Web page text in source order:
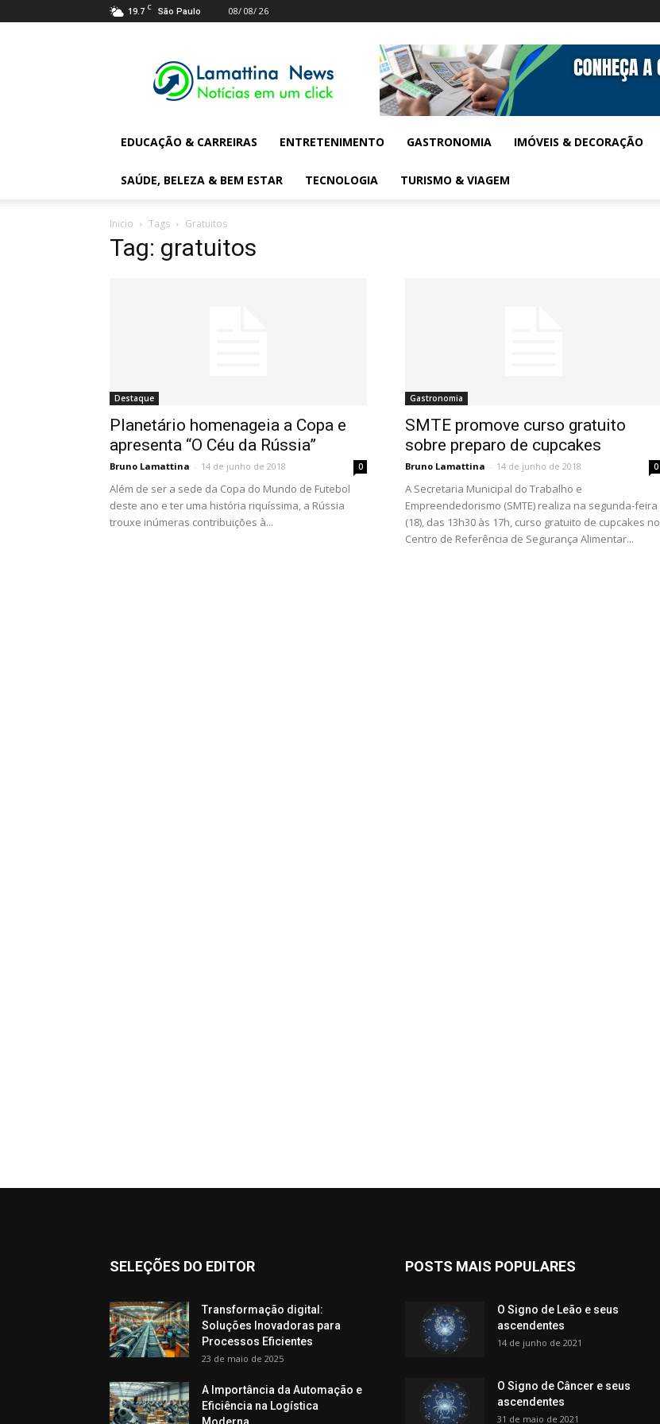
19.7 C São Paulo 08/ 08/ 26
Digital
News
EDUCAÇÃO & CARREIRAS ENTRETENIMENTO GASTRONOMIA IMÓVEIS & DECORAÇÃO
SAÚDE, BELEZA & BEM ESTAR TECNOLOGIA TURISMO & VIAGEM
Inicio Tags Gratuitos
Tag: gratuitos
Destaque
Planetário homenageia a Copa e
apresenta “O Céu da Rússia”
Bruno Lamattina - 14 de junho de 2018 0
Além de ser a sede da Copa do Mundo de Futebol
deste ano e ter uma história riquíssima, a Rússia
trouxe inúmeras contribuições à...
Gastronomia
SMTE promove curso gratuito
sobre preparo de cupcakes
Bruno Lamattina - 14 de junho de 2018 0
A Secretaria Municipal do Trabalho e
Empreendedorismo (SMTE) realiza na segunda-feira
(18), das 13h30 às 17h, curso gratuito de cupcakes no
Centro de Referência de Segurança Alimentar...
SELEÇÕES DO EDITOR
Transformação digital:
Soluções Inovadoras para
Processos Eficientes
23 de maio de 2025
A Importância da Automação e
Eficiência na Logística
POSTS MAIS POPULARES
O Signo de Leão e seus
ascendentes
14 de junho de 2021
O Signo de Câncer e seus
ascendentes
31 de maio de 2021